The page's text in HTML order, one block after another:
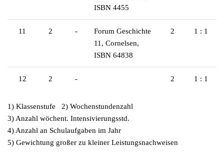
ISBN 4455
11 2 -
Forum Geschichte
11, Cornelsen,
ISBN 64838
2 1 : 1
12 2 - 2 1 : 1
1) Klassenstufe 2) Wochenstundenzahl
3) Anzahl wöchent. Intensivierungsstd.
4) Anzahl an Schulaufgaben im Jahr
5) Gewichtung großer zu kleiner Leistungsnachweisen